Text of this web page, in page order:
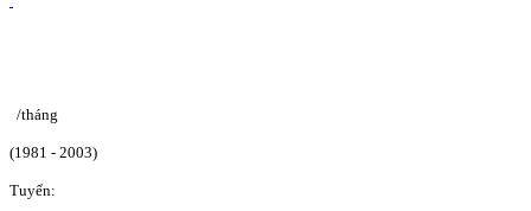
/tháng
(1981 - 2003)
Tuyển: